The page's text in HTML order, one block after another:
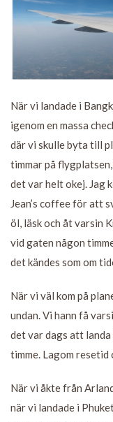
När vi landade i
igenom en massa
där vi skulle byta till
timmar på
det var helt okej. Jag
Jean’s coffee för att
öl, läsk och åt varsin
vid gaten någon
det kändes som om
När vi väl kom på
undan. Vi hann få
det var dags att
timme. Lagom resetid
När vi åkte från
när vi landade i